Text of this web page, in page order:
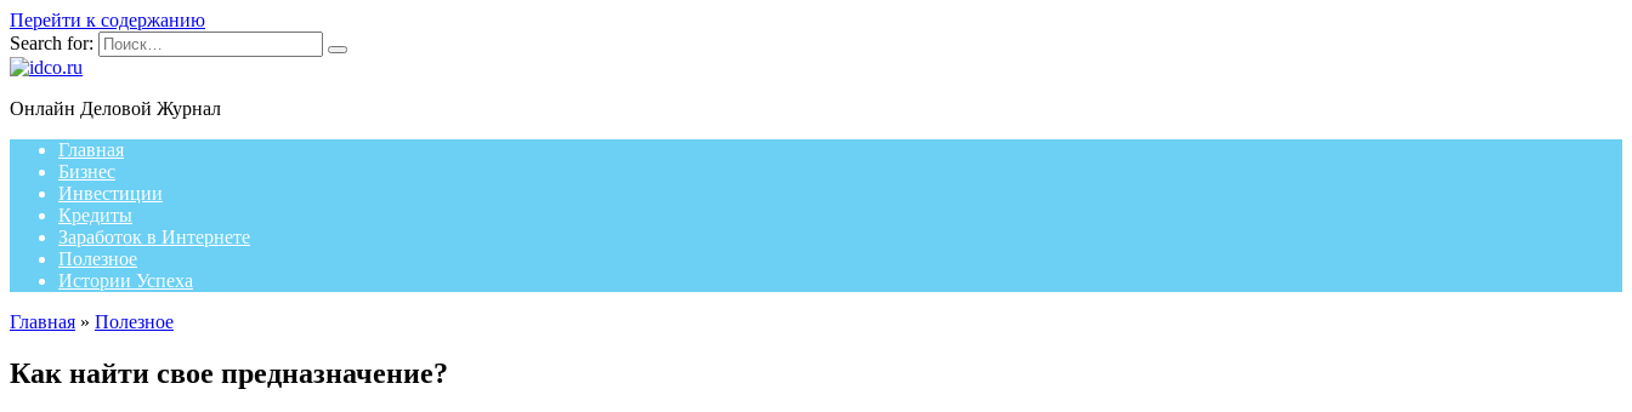
Перейти к содержанию
Search for:
Онлайн Деловой Журнал
Главная
Бизнес
Инвестиции
Кредиты
Заработок в Интернете
Полезное
Истории Успеха
Главная » Полезное
Как найти свое предназначение?